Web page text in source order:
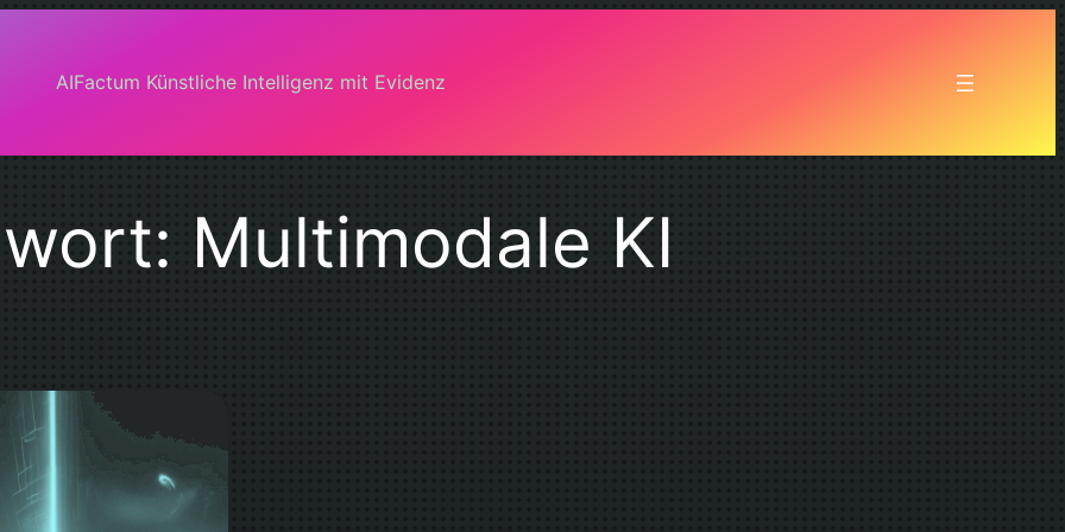
AIFactum Künstliche Intelligenz mit Evidenz
Multimodale KI